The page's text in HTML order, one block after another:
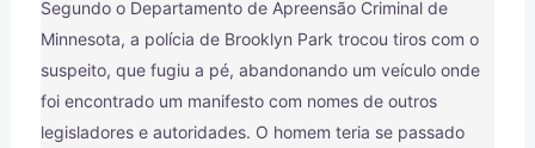
Segundo o Departamento de Apreensão Criminal de
Minnesota, a polícia de Brooklyn Park trocou tiros com o
suspeito, que fugiu a pé, abandonando um veículo onde
foi encontrado um manifesto com nomes de outros
legisladores e autoridades. O homem teria se passado